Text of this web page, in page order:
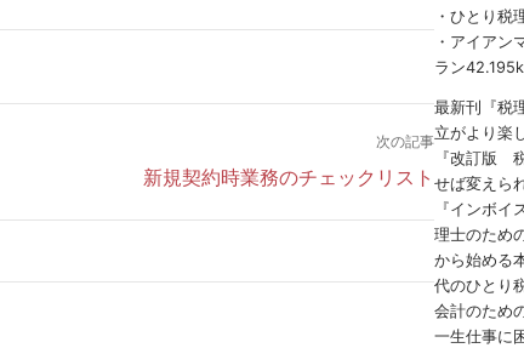
次の記事
新規契約時業務のチェックリスト
・ひとり税
・アイアン
ラン
最新刊『税
立がより楽
『改訂版
せば変えら
『インボ
理士のため
から始める
代のひとり
会計のため
一生仕事に